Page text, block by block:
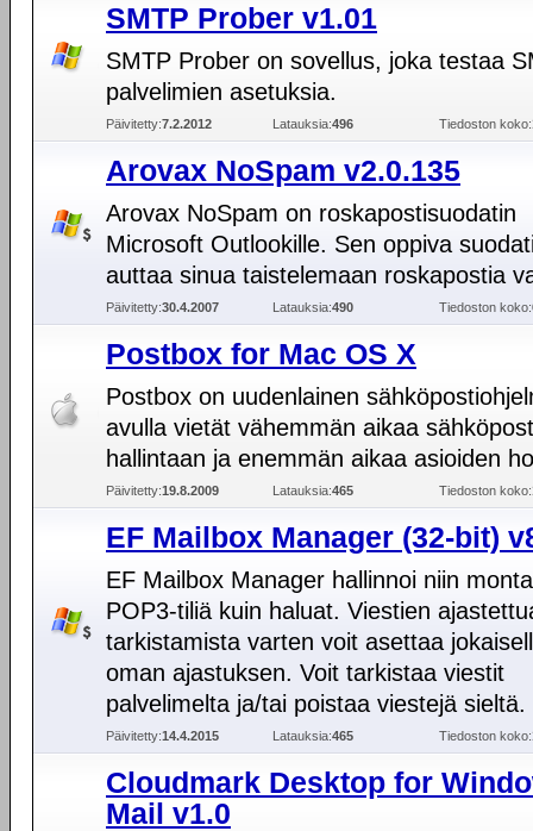
SMTP Prober v1.01
SMTP Prober on sovellus, joka testaa
palvelimien asetuksia.
Päivitetty:7.2.2012 Latauksia:496 Tiedoston koko:
Arovax NoSpam v2.0.135
Arovax NoSpam on roskapostisuodatin
Microsoft Outlookille. Sen oppiva
auttaa sinua taistelemaan roskapostia
Päivitetty:30.4.2007 Latauksia:490 Tiedoston koko:
Postbox for Mac OS X
Postbox on uudenlainen
avulla vietät vähemmän aikaa
hallintaan ja enemmän aikaa asioiden
Päivitetty:19.8.2009 Latauksia:465 Tiedoston koko:
EF Mailbox Manager (32-bit)
EF Mailbox Manager hallinnoi niin
POP3-tiliä kuin haluat. Viestien
tarkistamista varten voit asettaa
oman ajastuksen. Voit tarkistaa viestit
palvelimelta ja/tai poistaa viestejä sieltä.
Päivitetty:14.4.2015 Latauksia:465 Tiedoston koko:
Cloudmark Desktop for
Mail v1.0